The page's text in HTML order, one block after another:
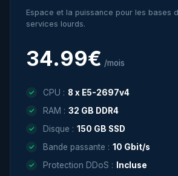
Espace et la puissance pour les bases
services lourds.
34.99€ /mois
CPU : 8 x E5-2697v4
RAM : 32 GB DDR4
Disque : 150 GB SSD
Bande passante : 10 Gbit/s
Protection DDoS :
Incluse